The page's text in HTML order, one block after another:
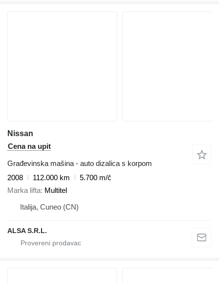
Nissan
Cena na upit
Građevinska mašina - auto dizalica s korpom
2008
112.000 km
5.700 m/č
Marka lifta Multitel
Italija, Cuneo (CN)
ALSA S.R.L.